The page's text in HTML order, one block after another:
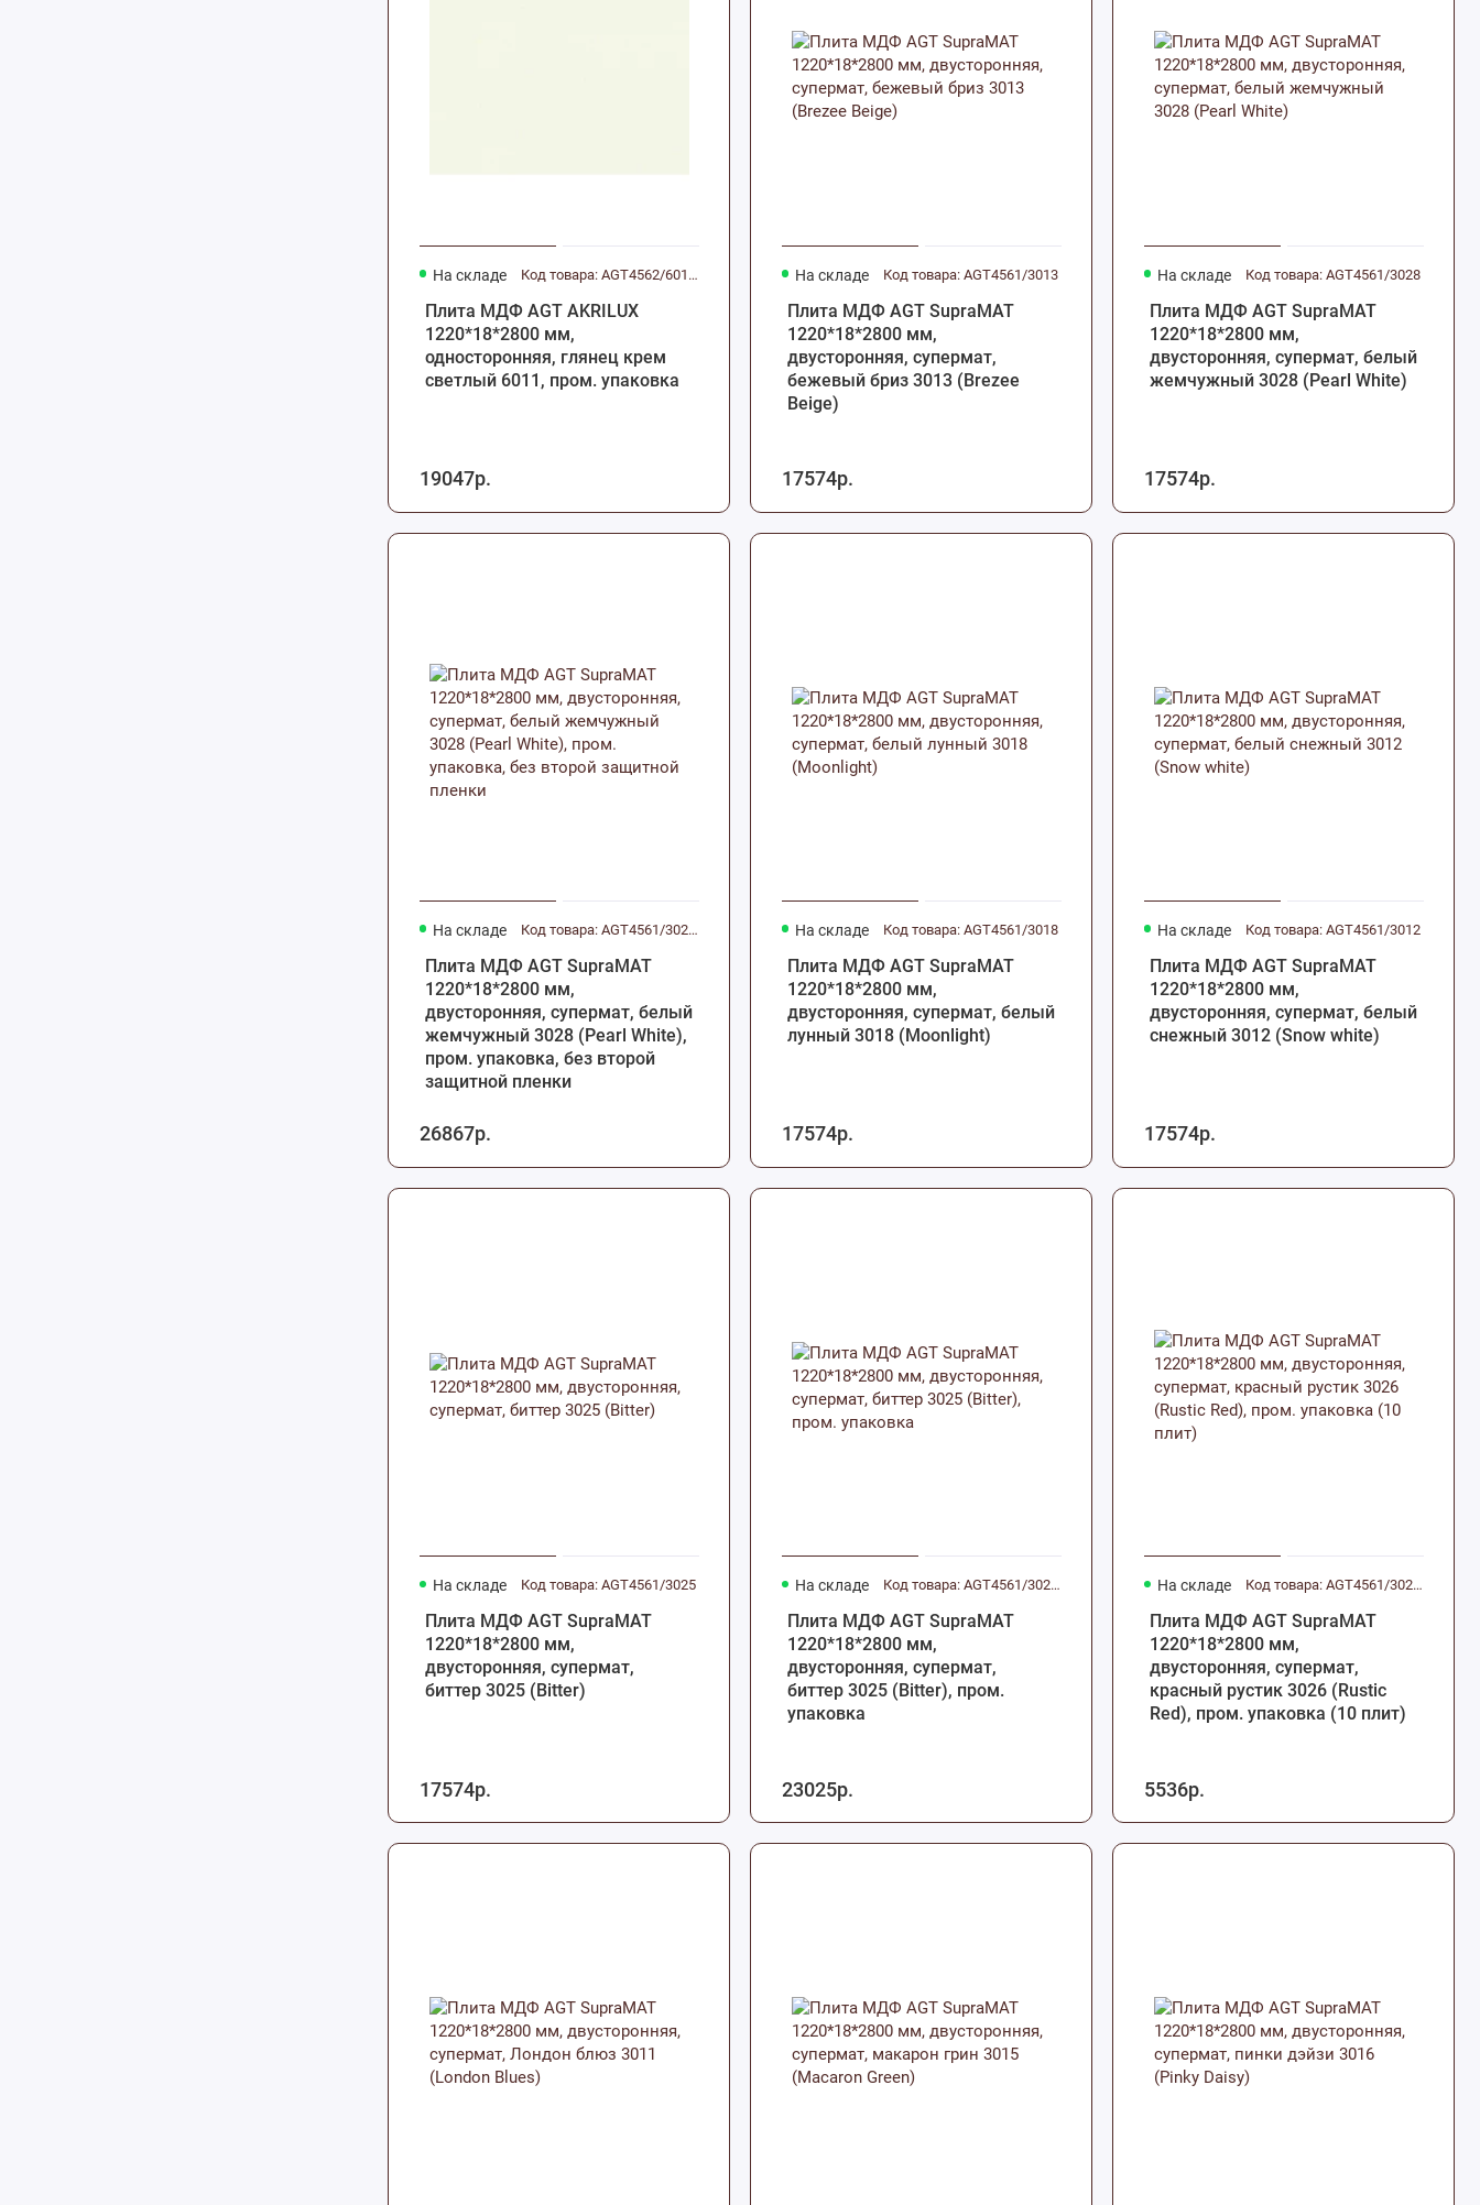
На складе Код товара: AGT4562/6011.P
Плита МДФ AGT AKRILUX
1220*18*2800 мм,
односторонняя, глянец крем
светлый 6011, пром. упаковка
19047р.
На складе Код товара: AGT4561/3013
Плита МДФ AGT SupraMAT
1220*18*2800 мм,
двусторонняя, супермат,
бежевый бриз 3013 (Brezee
Beige)
17574р.
На складе Код товара: AGT4561/3028
Плита МДФ AGT SupraMAT
1220*18*2800 мм,
двусторонняя, супермат, белый
жемчужный 3028 (Pearl White)
17574р.
На складе Код товара: AGT4561/3028.PWS
Плита МДФ AGT SupraMAT
1220*18*2800 мм,
двусторонняя, супермат, белый
жемчужный 3028 (Pearl White),
пром. упаковка, без второй
защитной пленки
26867р.
На складе Код товара: AGT4561/3018
Плита МДФ AGT SupraMAT
1220*18*2800 мм,
двусторонняя, супермат, белый
лунный 3018 (Moonlight)
17574р.
На складе Код товара: AGT4561/3012
Плита МДФ AGT SupraMAT
1220*18*2800 мм,
двусторонняя, супермат, белый
снежный 3012 (Snow white)
17574р.
На складе Код товара: AGT4561/3025
Плита МДФ AGT SupraMAT
1220*18*2800 мм,
двусторонняя, супермат,
биттер 3025 (Bitter)
17574р.
На складе Код товара: AGT4561/3025.P
Плита МДФ AGT SupraMAT
1220*18*2800 мм,
двусторонняя, супермат,
биттер 3025 (Bitter), пром.
упаковка
23025р.
На складе Код товара: AGT4561/3026.P
Плита МДФ AGT SupraMAT
1220*18*2800 мм,
двусторонняя, супермат,
красный рустик 3026 (Rustic
Red), пром. упаковка (10 плит)
5536р.